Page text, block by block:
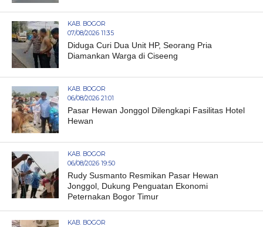
KAB. BOGOR
07/08/2026 11:35
Diduga Curi Dua Unit HP, Seorang Pria
Diamankan Warga di Ciseeng
KAB. BOGOR
06/08/2026 21:01
Pasar Hewan Jonggol Dilengkapi Fasilitas Hotel
Hewan
KAB. BOGOR
06/08/2026 19:50
Rudy Susmanto Resmikan Pasar Hewan
Jonggol, Dukung Penguatan Ekonomi
Peternakan Bogor Timur
KAB. BOGOR